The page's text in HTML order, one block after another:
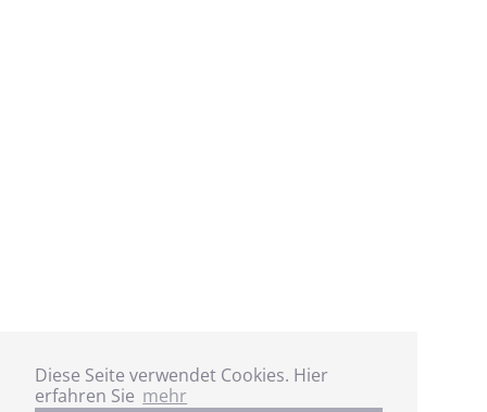
Diese Seite verwendet Cookies. Hier
erfahren Sie mehr